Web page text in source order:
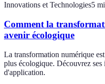
Innovations et Technologies5
Comment la
avenir écologique
La transformation numérique
plus écologique. Découvrez ses
d'application.